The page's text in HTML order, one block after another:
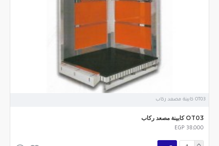
OT03 كابينة مصعد ركاب
OT03 كابينة مصعد ركاب
EGP 38,000